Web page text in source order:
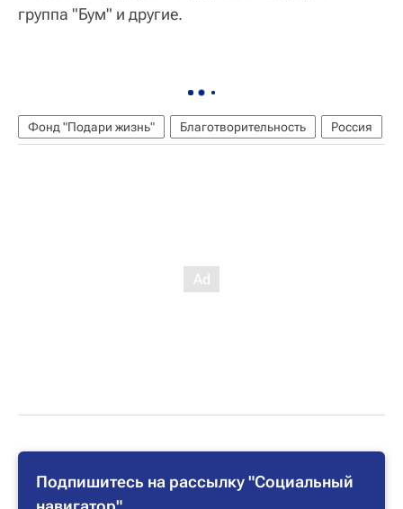
группа "Бум" и другие.
Фонд "Подари жизнь" Благотворительность Россия
Подпишитесь на рассылку "Социальный